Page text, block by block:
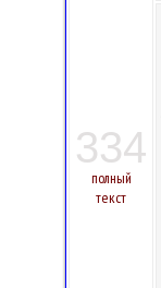
334
полный
текст